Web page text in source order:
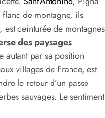
de montagne, ils
est ceinturée de montagnes
des paysages
autant par sa position
villages de France, est
le retour d’un passé
sauvages. Le sentiment